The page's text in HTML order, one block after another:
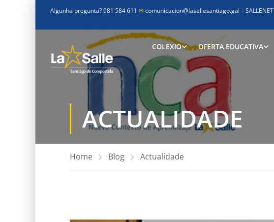
Algunha pregunta? 981 584 611 ✉comunicacion@lasallesantiago.gal –SALLENET
COLEXIO OFERTA EDUCATIVA
ACTUALIDADE
Home Blog Actualidade